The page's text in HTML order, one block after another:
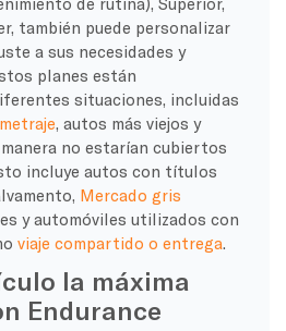
también puede personalizar
a sus necesidades y
planes están
situaciones, incluidas
, autos más viejos y
no estarían cubiertos
incluye autos con títulos
Mercado gris
y automóviles utilizados con
viaje compartido o entrega
la máxima
Endurance